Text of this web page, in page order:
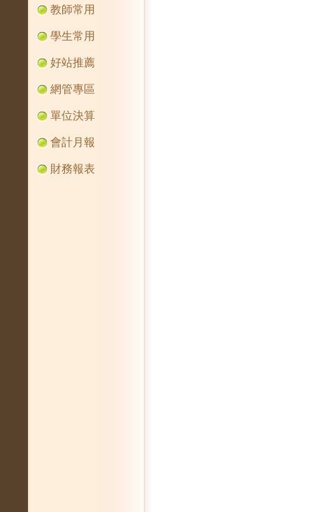
教師常用
學生常用
好站推薦
網管專區
單位決算
會計月報
財務報表